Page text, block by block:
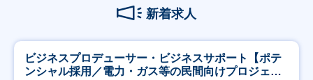
新着求人
ビジネスプロデューサー・ビジネスサポート【ポテ
ンシャル採用／電力・ガス等の民間向けプロジェク